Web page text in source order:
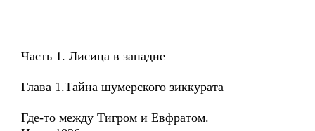
Часть 1. Лисица в западне
Глава 1.Тайна шумерского зиккурата
Где-то между Тигром и Евфратом.